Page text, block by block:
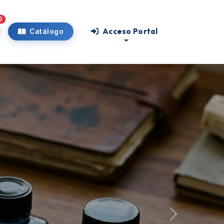
Catálogo Acceso Portal